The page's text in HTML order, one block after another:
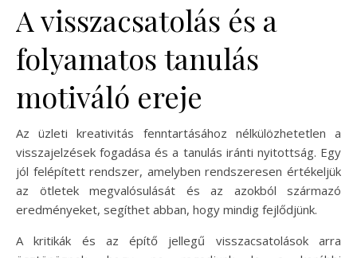
A visszacsatolás és a
folyamatos tanulás
motiváló ereje
Az üzleti kreativitás fenntartásához nélkülözhetetlen a
visszajelzések fogadása és a tanulás iránti nyitottság. Egy
jól felépített rendszer, amelyben rendszeresen értékeljük
az ötletek megvalósulását és az azokból származó
eredményeket, segíthet abban, hogy mindig fejlődjünk.
A kritikák és az építő jellegű visszacsatolások arra